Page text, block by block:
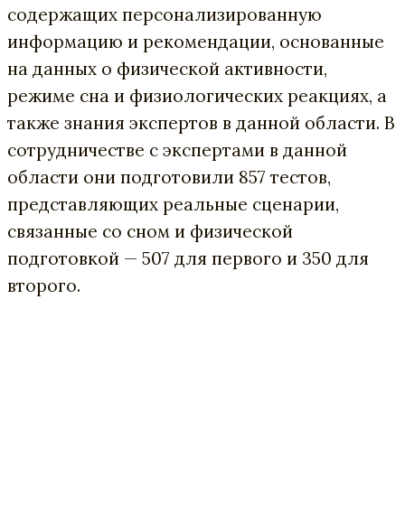
содержащих персонализированную
информацию и рекомендации, основанные
на данных о физической активности,
режиме сна и физиологических реакциях, а
также знания экспертов в данной области. В
сотрудничестве с экспертами в данной
области они подготовили 857 тестов,
представляющих реальные сценарии,
связанные со сном и физической
подготовкой — 507 для первого и 350 для
второго.